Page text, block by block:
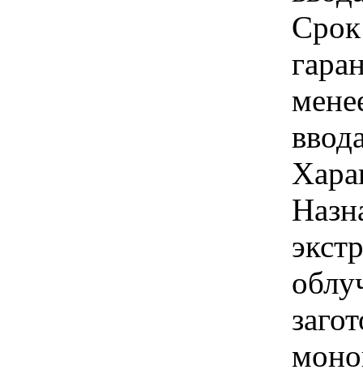
Срок